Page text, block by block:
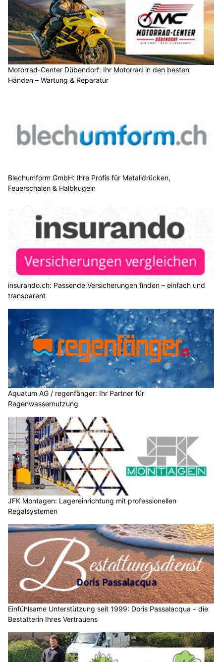
Motorrad-Center Dübendorf: Ihr Motorrad in den besten
Händen – Wartung & Reparatur
insurando.ch: Passende Versicherungen finden – einfach und
transparent
Aquatum AG / regenfänger: Ihr Partner für
Regenwassernutzung
JFK Montagen: Lagereinrichtung mit professionellen
Regalsystemen
Einfühlsame Unterstützung seit 1999: Doris Passalacqua – die
Bestatterin Ihres Vertrauens